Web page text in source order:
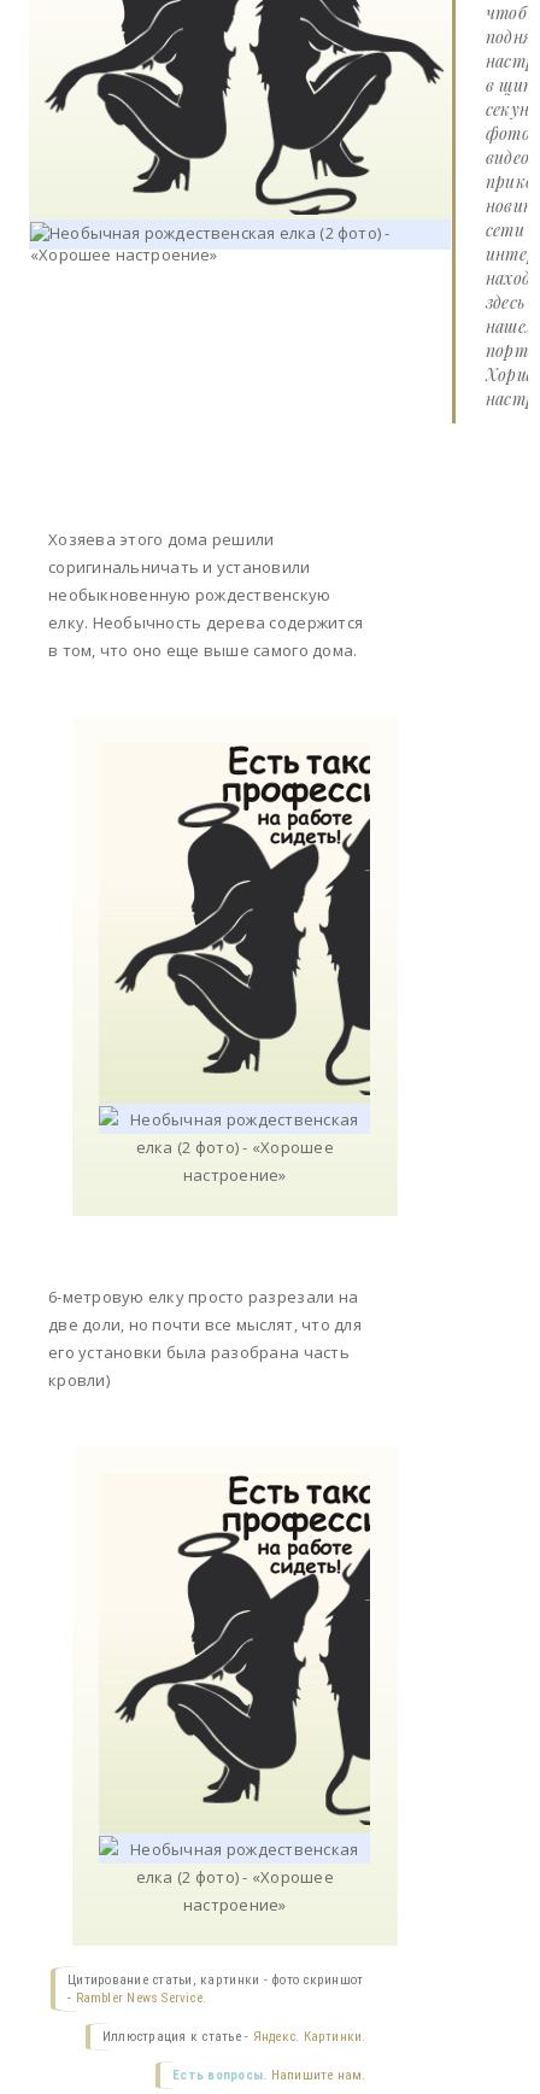
чтоб
в
фото
видео
сети
здесь
нашем
Хозяева этого дома решили
соригинальничать и установили
необыкновенную рождественскую
елку. Необычность дерева содержится
в том, что оно еще выше самого дома.
6-метровую елку просто разрезали на
две доли, но почти все мыслят, что для
его установки была разобрана часть
кровли)
Цитирование статьи, картинки - фото скриншот
- Rambler News Service.
Иллюстрация к статье - Яндекс. Картинки.
Есть вопросы. Напишите нам.